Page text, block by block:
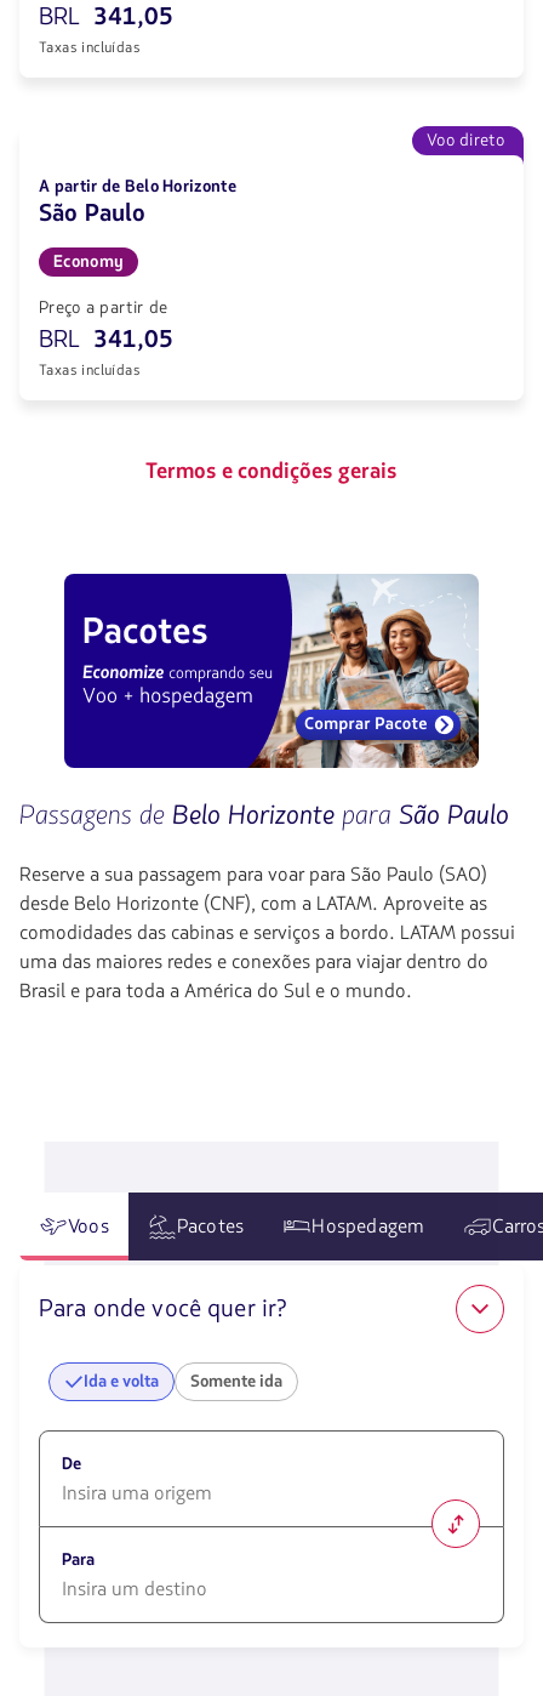
BRL 341,05
Taxas incluídas
Voo direto
A partir de Belo Horizonte
São Paulo
Economy
Preço a partir de
BRL 341,05
Taxas incluídas
Termos e condições gerais
Passagens de Belo Horizonte para São Paulo
Reserve a sua passagem para voar para São Paulo (SAO)
desde Belo Horizonte (CNF), com a LATAM. Aproveite as
comodidades das cabinas e serviços a bordo. LATAM possui
uma das maiores redes e conexões para viajar dentro do
Brasil e para toda a América do Sul e o mundo.
Voos Pacotes Hospedagem
Para onde você quer ir?
Ida e volta Somente ida
De
opciones
disponibles.
Usa
las
Para